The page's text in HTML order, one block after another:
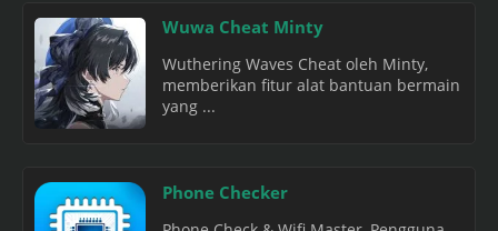
Wuwa Cheat Minty
Wuthering Waves Cheat oleh Minty,
memberikan fitur alat bantuan bermain
yang ...
Phone Checker